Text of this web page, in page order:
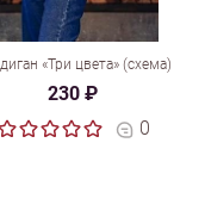
«Три цвета» (схема)
230 ₽
0